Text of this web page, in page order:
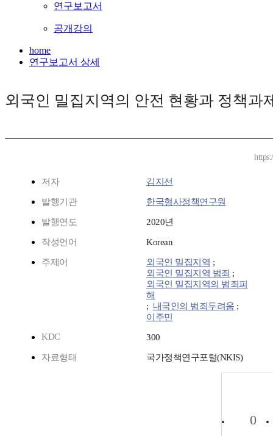
연구보고서
공개강의
home
연구보고서 상세
외국인 밀집지역의 안전 현황과 정책과
저자 김지선
발행기관 한국형사정책연구원
발행연도 2020년
작성언어 Korean
주제어 외국인 밀집지역 ;
외국인 밀집지역 범죄 ;
외국인 밀집지역의 범죄피
해
; 내국인의 범죄두려움 ;
이주민
KDC
300
자료형태 국가정책연구포털(NKIS)
0